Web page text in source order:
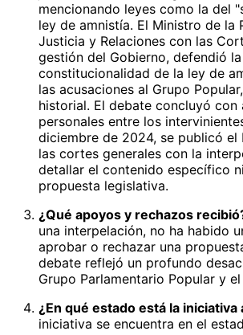
mencionando leyes como la del
ley de amnistía. El Ministro de la
Justicia y Relaciones con las
gestión del Gobierno, defendió la
constitucionalidad de la ley de
las acusaciones al Grupo
historial. El debate concluyó con
personales entre los
diciembre de 2024, se publicó
las cortes generales con la
detallar el contenido específico
propuesta legislativa.
¿Qué apoyos y rechazos
una interpelación, no ha habido
aprobar o rechazar una
debate reflejó un profundo
Grupo Parlamentario Popular y
¿En qué estado está la
iniciativa se encuentra en el